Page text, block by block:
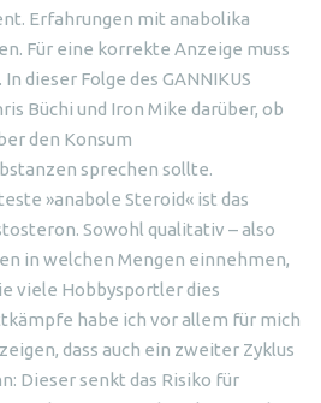
Erfahrungen mit anabolika
Für eine korrekte Anzeige muss
dieser Folge des GANNIKUS
Büchi und Iron Mike darüber, ob
den Konsum
sprechen sollte.
»anabole Steroid« ist das
Sowohl qualitativ – also
in welchen Mengen einnehmen,
viele Hobbysportler dies
habe ich vor allem für mich
dass auch ein zweiter Zyklus
Dieser senkt das Risiko für